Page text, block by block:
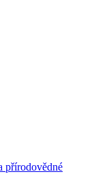
přírodovědné